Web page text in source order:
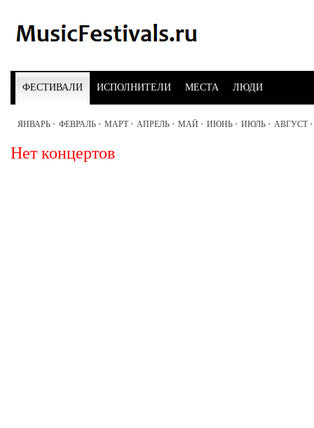
ФЕСТИВАЛИ ИСПОЛНИТЕЛИ МЕСТА ЛЮДИ
ЯНВАРЬ • ФЕВРАЛЬ • МАРТ • АПРЕЛЬ • МАЙ • ИЮНЬ • ИЮЛЬ • АВГУСТ •
Нет концертов